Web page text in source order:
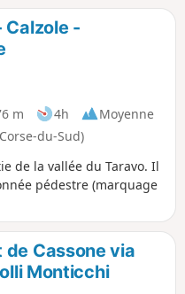
-
m 4h
Moyenne
du-Sud)
de la vallée du Taravo. Il
pédestre (marquage
Cassone via
Monticchi